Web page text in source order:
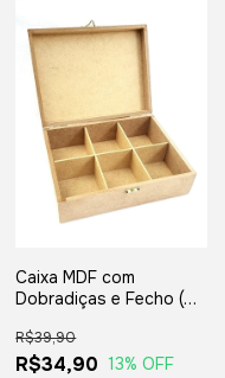
Caixa MDF com
Dobradiças e Fecho (06
R$34,90
R$39,90
13% OFF